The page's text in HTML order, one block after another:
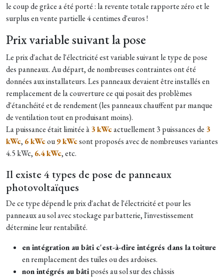
le coup de grâce a été porté : la revente totale rapporte zéro et le
surplus en vente partielle 4 centimes d'euros !
Prix variable suivant la pose
Le prix d'achat de l'électricité est variable suivant le type de pose
des panneaux. Au départ, de nombreuses contraintes ont été
données aux installateurs. Les panneaux devaient être installés en
remplacement de la couverture ce qui posait des problèmes
d'étanchéité et de rendement (les panneaux chauffent par manque
de ventilation tout en produisant moins).
La puissance était limitée à3 kWcactuellement 3 puissances de 3
kWc, 6 kWcou9 kWcsont proposés avec de nombreuses variantes
4.5 kWc, 6.4 kWc, etc.
Il existe 4 types de pose de panneaux
photovoltaïques
De ce type dépend le prix d'achat de l'électricité et pour les
panneaux au sol avec stockage par batterie, l'investissement
détermine leur rentabilité.
en intégration au bâti c'est-à-dire intégrés dans la toiture
en remplacement des tuiles ou des ardoises.
non intégrés au bâtiposés au sol sur des châssis